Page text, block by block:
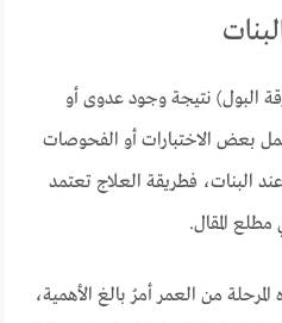
البول) نتيجة وجود عدوى أو
بعض الاختبارات أو الفحوصات
البنات، فطريقة العلاج تعتمد
المقال.
من العمر أمرُ بالغ الأهمية،